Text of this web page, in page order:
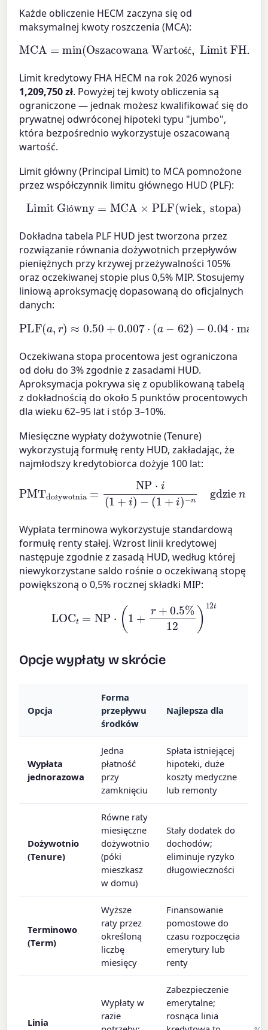
Każde obliczenie HECM zaczyna się od
maksymalnej kwoty roszczenia (MCA):
ś ć
MCA min(Oszacowana Wartość
Limit FHA HECM )
Limit kredytowy FHA HECM na rok 2026 wynosi
1,209,750 zł. Powyżej tej kwoty obliczenia są
ograniczone — jednak możesz kwalifikować się do
prywatnej odwróconej hipoteki typu "jumbo",
która bezpośrednio wykorzystuje oszacowaną
wartość.
Limit główny (Principal Limit) to MCA pomnożone
przez współczynnik limitu głównego HUD (PLF):
łó
Limit Główny MCA× PLF(wiek,stopa)
Dokładna tabela PLF HUD jest tworzona przez
rozwiązanie równania dożywotnich przepływów
pieniężnych przy krzywej przeżywalności 105%
oraz oczekiwanej stopie plus 0,5% MIP. Stosujemy
liniową aproksymację dopasowaną do oficjalnych
danych:
PLF(a,r )≈0.50 +0.007 ⋅(a− 62)− 0.04⋅ max(0 r−3
Oczekiwana stopa procentowa jest ograniczona
od dołu do 3% zgodnie z zasadami HUD.
Aproksymacja pokrywa się z opublikowaną tabelą
z dokładnością do około 5 punktów procentowych
dla wieku 62–95 lat i stóp 3–10%.
Miesięczne wypłaty dożywotnie (Tenure)
wykorzystują formułę renty HUD, zakładając, że
najmłodszy kredytobiorca dożyje 100 lat:
(1+ −
wiek) 12
Wypłata terminowa wykorzystuje standardową
formułę renty stałej. Wzrost linii kredytowej
następuje zgodnie z zasadą HUD, według której
niewykorzystane saldo rośnie o oczekiwaną stopę
powiększoną o 0,5% rocznej składki MIP:
+ ) 12t
Opcje wypłaty w skrócie
Opcja
Forma
przepływu
środków
Najlepsza dla
Wypłata
jednorazowa
Jedna
płatność
przy
zamknięciu
Spłata istniejącej
hipoteki, duże
koszty medyczne
lub remonty
Dożywotnio
(Tenure)
Równe raty
miesięczne
dożywotnio
(póki
mieszkasz
w domu)
Stały dodatek do
dochodów;
eliminuje ryzyko
długowieczności
Terminowo
(Term)
Wyższe
raty przez
określoną
liczbę
miesięcy
Finansowanie
pomostowe do
czasu rozpoczęcia
emerytury lub
renty
Linia
Wypłaty w
razie
Zabezpieczenie
emerytalne;
rosnąca linia